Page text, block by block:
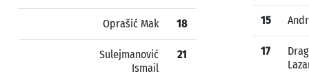
Oprašić Mak 18
Sulejmanović
Ismail
21
15
17